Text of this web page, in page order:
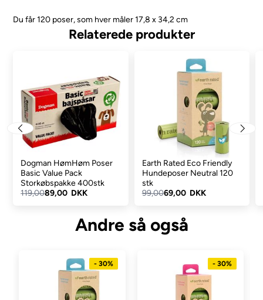
Du får 120 poser, som hver måler 17,8 x 34,2 cm
Relaterede produkter
Dogman HømHøm Poser
Basic Value Pack
Storkøbspakke 400stk
119,0089,00 DKK
Earth Rated Eco Friendly
Hundeposer Neutral 120
stk
99,0069,00 DKK
Andre så også
- 30% - 30%